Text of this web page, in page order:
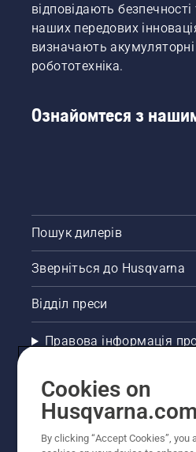
Нідерландів,
Франції,
Естонії
та
Великої
відповідають безпечності
наших передових
визначають
робототехніка.
Ознайомтеся з
Пошук дилерів
Зверніться до Husqvarna
Відділ преси
Правова інформація
Інші сайти Husqvarna
Рекомендовані інтернет-
Cookies on
Husqvarna.com
By clicking “Accept Cookies”, you